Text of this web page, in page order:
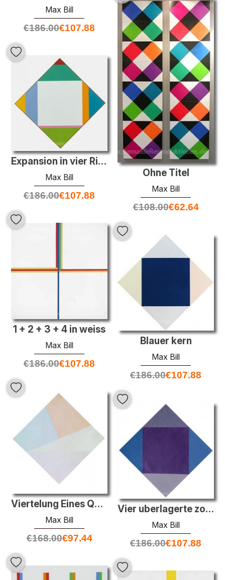
Max Bill
€186.00€107.88
Ohne Titel
Max Bill
€108.00€62.64
Expansion in vier Richtungen
Max Bill
€186.00€107.88
1 + 2 + 3 + 4 in weiss
Max Bill
€186.00€107.88
Blauer kern
Max Bill
€186.00€107.88
Viertelung Eines Quadrate
Max Bill
€168.00€97.44
Vier uberlagerte zonen
Max Bill
€186.00€107.88